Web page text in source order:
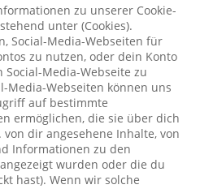
zu unserer Cookie-
unter (Cookies).
Social-Media-Webseiten für
zu nutzen, oder dein Konto
Media-Webseite zu
Media-Webseiten können uns
auf bestimmte
ermöglichen, die sie über dich
dir angesehene Inhalte, von
Informationen zu den
wurden oder die du
hast). Wenn wir solche